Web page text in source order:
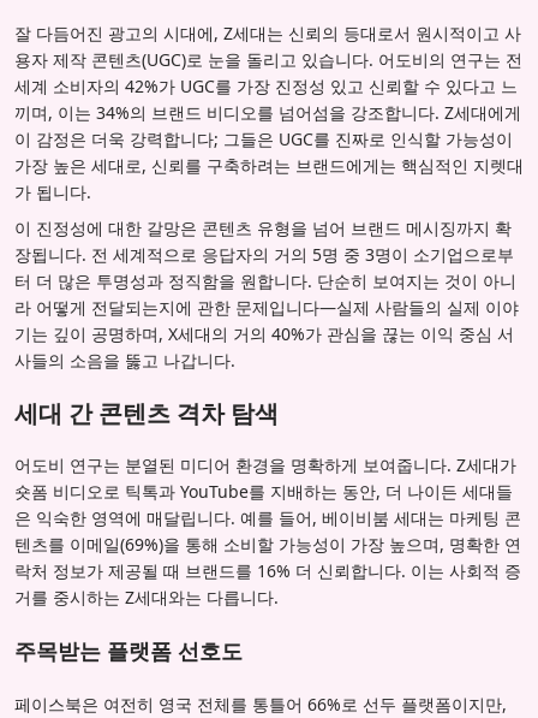
잘 다듬어진 광고의 시대에, Z세대는 신뢰의 등대로서 원시적이고 사
용자 제작 콘텐츠(UGC)로 눈을 돌리고 있습니다. 어도비의 연구는 전
세계 소비자의 42%가 UGC를 가장 진정성 있고 신뢰할 수 있다고 느
끼며, 이는 34%의 브랜드 비디오를 넘어섬을 강조합니다. Z세대에게
이 감정은 더욱 강력합니다; 그들은 UGC를 진짜로 인식할 가능성이
가장 높은 세대로, 신뢰를 구축하려는 브랜드에게는 핵심적인 지렛대
가 됩니다.
이 진정성에 대한 갈망은 콘텐츠 유형을 넘어 브랜드 메시징까지 확
장됩니다. 전 세계적으로 응답자의 거의 5명 중 3명이 소기업으로부
터 더 많은 투명성과 정직함을 원합니다. 단순히 보여지는 것이 아니
라 어떻게 전달되는지에 관한 문제입니다—실제 사람들의 실제 이야
기는 깊이 공명하며, X세대의 거의 40%가 관심을 끊는 이익 중심 서
사들의 소음을 뚫고 나갑니다.
세대 간 콘텐츠 격차 탐색
어도비 연구는 분열된 미디어 환경을 명확하게 보여줍니다. Z세대가
숏폼 비디오로 틱톡과 YouTube를 지배하는 동안, 더 나이든 세대들
은 익숙한 영역에 매달립니다. 예를 들어, 베이비붐 세대는 마케팅 콘
텐츠를 이메일(69%)을 통해 소비할 가능성이 가장 높으며, 명확한 연
락처 정보가 제공될 때 브랜드를 16% 더 신뢰합니다. 이는 사회적 증
거를 중시하는 Z세대와는 다릅니다.
주목받는 플랫폼 선호도
페이스북은 여전히 영국 전체를 통틀어 66%로 선두 플랫폼이지만,